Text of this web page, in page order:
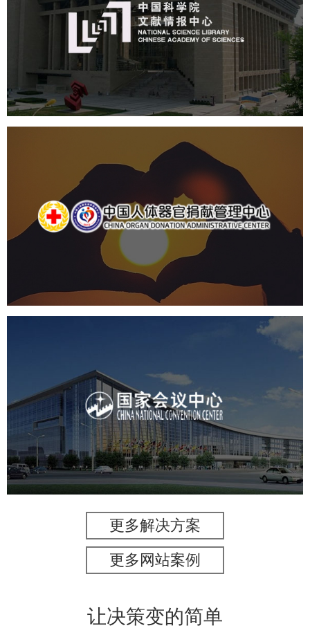
网站建设 虚拟展厅
数字博物馆建设
展厅空间设计
产品展厅设计
中国人体器官捐献管理中心
国企 品牌官网 网站建设
国家会议中心
专业服务 网站建设 网站设计
更多解决方案
更多网站案例
让决策变的简单